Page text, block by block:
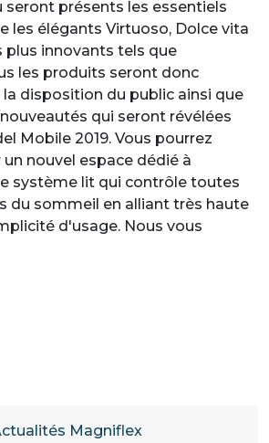
seront présents les essentiels
les élégants Virtuoso, Dolce vita
plus innovants tels que
les produits seront donc
disposition du public ainsi que
qui seront révélées
Mobile 2019. Vous pourrez
nouvel espace dédié à
système lit qui contrôle toutes
du sommeil en alliant très haute
d'usage. Nous vous
Magniflex